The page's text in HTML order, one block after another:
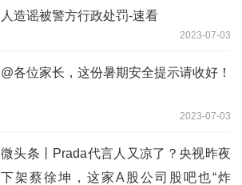
人造谣被警方行政处罚-速看
2023-07-03
@各位家长，这份暑期安全提示请收好！
2023-07-03
微头条丨Prada代言人又凉了？央视昨夜
下架蔡徐坤，这家A股公司股吧也“炸